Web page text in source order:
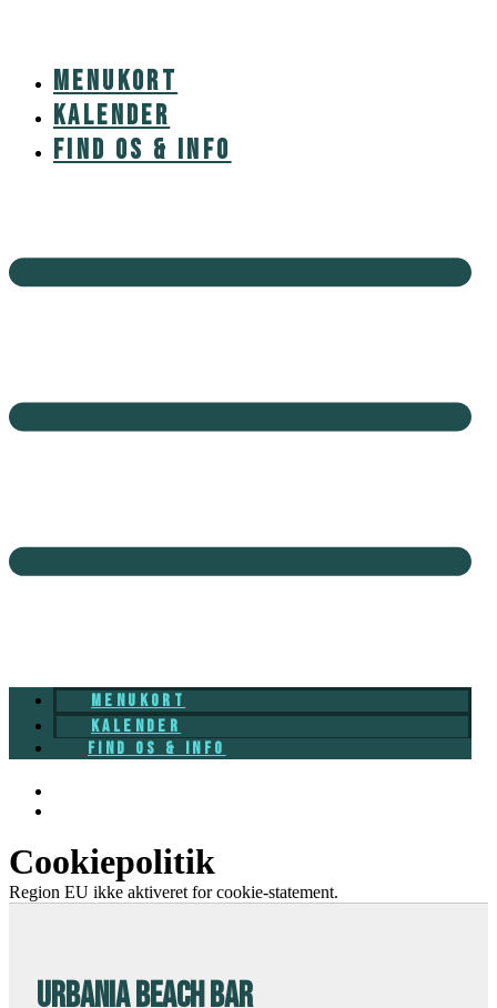
MENUKORT
KALENDER
FIND OS & INFO
MENUKORT
KALENDER
FIND OS & INFO
Cookiepolitik
Region EU ikke aktiveret for cookie-statement.
URBANIA BEACH BAR